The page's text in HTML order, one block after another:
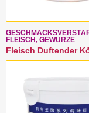
FLEISCH, GEWÜRZE
Fleisch Duftender